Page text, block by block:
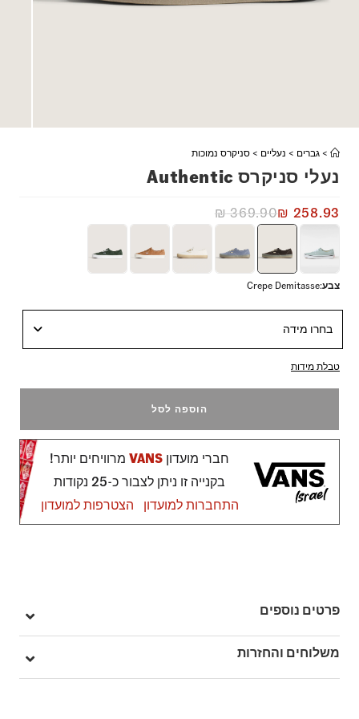
> גברים > נעליים > סניקרס נמוכות
נעלי סניקרס Authentic
₪369.90₪ 258.93
צבע:
Crepe Demitasse
בחרו מידה
טבלת מידות
הוספה לסל
חברי מועדון VANSמרוויחים יותר!
בקנייה זו ניתן לצבור כ-25 נקודות
התחברות למועדון
הצטרפות למועדון
פרטים נוספים
מק"ט: V00D7Y3N1
משלוחים והחזרות